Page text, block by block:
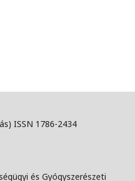
ISSN 1786-2434
és Gyógyszerészeti